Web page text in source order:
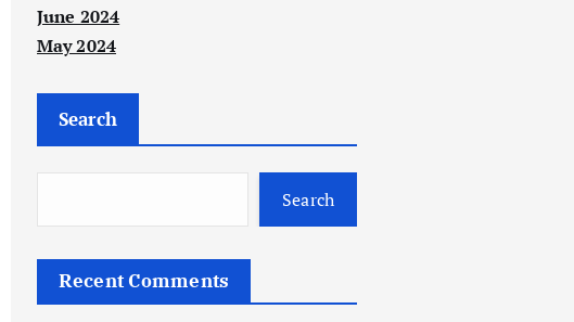
June 2024
May 2024
Search
Search
Recent Comments